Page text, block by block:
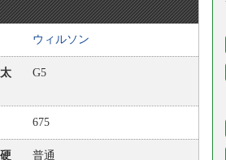
ウィルソン
G5
675
普通